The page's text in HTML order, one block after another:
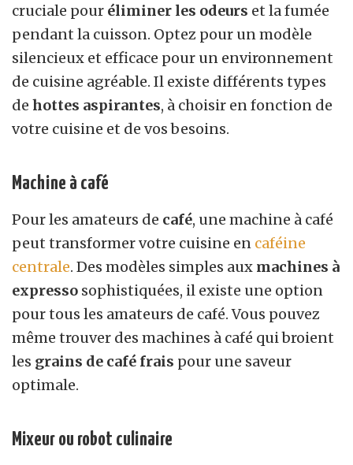
cruciale pour éliminer les odeurs et la fumée
pendant la cuisson. Optez pour un modèle
silencieux et efficace pour un environnement
de cuisine agréable. Il existe différents types
de hottes aspirantes, à choisir en fonction de
votre cuisine et de vos besoins.
Machine à café
Pour les amateurs de café, une machine à café
peut transformer votre cuisine en caféine
centrale. Des modèles simples aux machines à
expresso sophistiquées, il existe une option
pour tous les amateurs de café. Vous pouvez
même trouver des machines à café qui broient
les grains de café frais pour une saveur
optimale.
Mixeur ou robot culinaire